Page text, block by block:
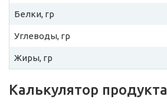
Белки, гр
Углеводы, гр
Жиры, гр
Калькулятор продукта